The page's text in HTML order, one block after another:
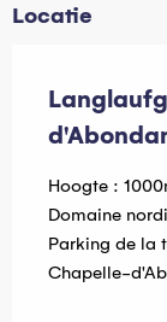
Locatie
Hoogte :
Domaine
Parking de la
Chapelle-